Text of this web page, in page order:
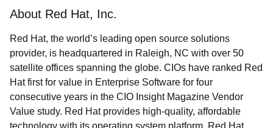
About Red Hat, Inc.
Red Hat, the world’s leading open source solutions
provider, is headquartered in Raleigh, NC with over 50
satellite offices spanning the globe. CIOs have ranked Red
Hat first for value in Enterprise Software for four
consecutive years in the CIO Insight Magazine Vendor
Value study. Red Hat provides high-quality, affordable
technology with its operating system platform, Red Hat